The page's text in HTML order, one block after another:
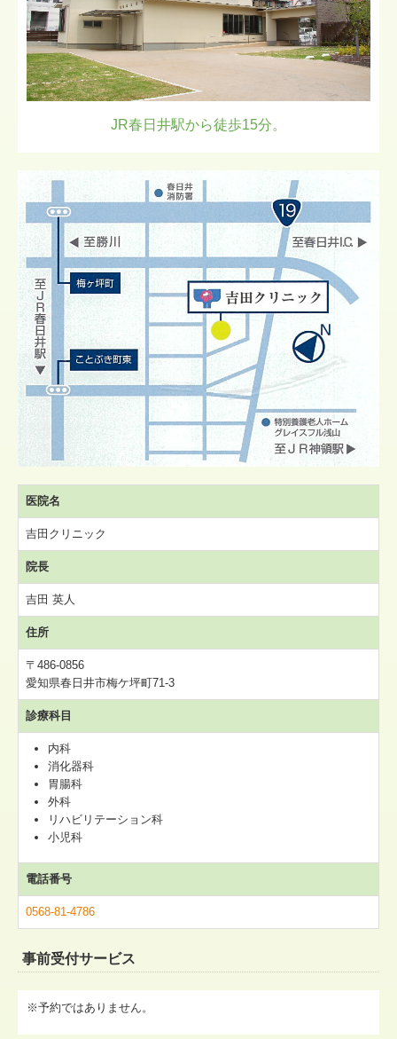
JR春日井駅から徒歩15分。
医院名
吉田クリニッ ク
院長
吉田 英人
住所
〒486-0856
愛知県春日井市梅ケ坪町71-3
診療科目
内科
消化器科
胃腸科
外科
リハビリテーション科
小児科
電話番号
0568-81-4786
事前受付サービス
※予約ではありません。